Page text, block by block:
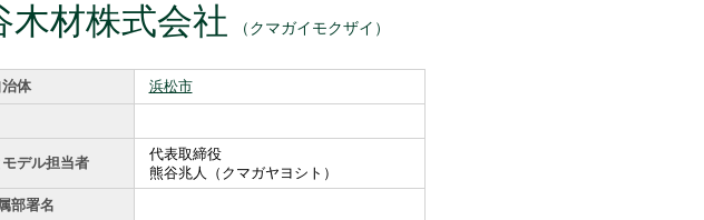
木材株式会社 （クマガイモクザイ）
体 浜松市
デル担当者
代表取締役
熊谷兆人（クマガヤヨシト）
部署名